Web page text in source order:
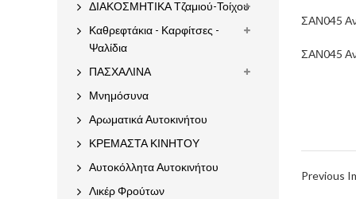
ΣΑΝ045
ΣΑΝ045
Previous
ΔΙΑΚΟΣΜΗΤΙΚΑ Τζαμιού-Τοίχου
Καθρεφτάκια - Καρφίτσες -
Ψαλίδια
ΠΑΣΧΑΛΙΝΑ
Μνημόσυνα
Αρωματικά Αυτοκινήτου
ΚΡΕΜΑΣΤΑ ΚΙΝΗΤΟΥ
Αυτοκόλλητα Αυτοκινήτου
Λικέρ Φρούτων